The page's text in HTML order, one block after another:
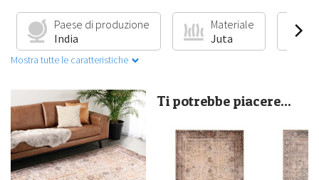
Paese di produzione
India
Materiale
Juta
Mostra tutte le caratteristiche
Ti potrebbe piacere...